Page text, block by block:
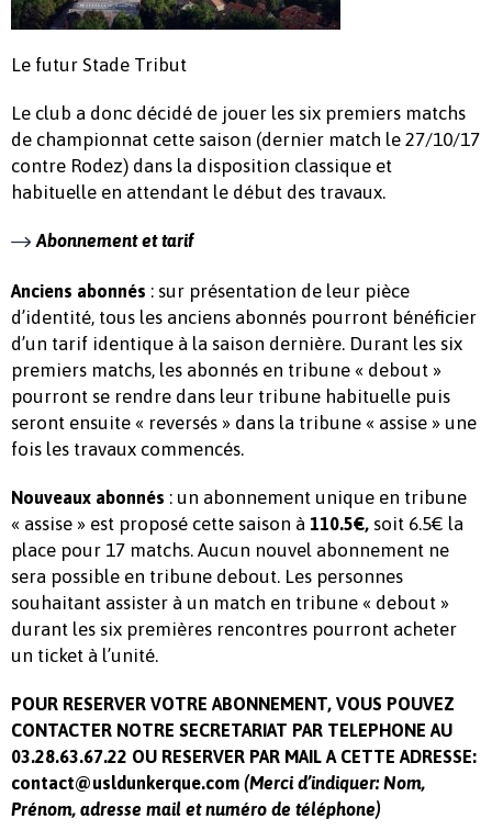
Le futur Stade Tribut
Le club a donc décidé de jouer les six premiers matchs
de championnat cette saison (dernier match le 27/10/17
contre Rodez) dans la disposition classique et
habituelle en attendant le début des travaux.
Abonnement et tarif
Anciens abonnés : sur présentation de leur pièce
d’identité, tous les anciens abonnés pourront bénéficier
d’un tarif identique à la saison dernière. Durant les six
premiers matchs, les abonnés en tribune « debout »
pourront se rendre dans leur tribune habituelle puis
seront ensuite « reversés » dans la tribune « assise » une
fois les travaux commencés.
Nouveaux abonnés : un abonnement unique en tribune
« assise » est proposé cette saison à 110.5€, soit 6.5€ la
place pour 17 matchs. Aucun nouvel abonnement ne
sera possible en tribune debout. Les personnes
souhaitant assister à un match en tribune « debout »
durant les six premières rencontres pourront acheter
un ticket à l’unité.
POUR RESERVER VOTRE ABONNEMENT, VOUS POUVEZ
CONTACTER NOTRE SECRETARIAT PAR TELEPHONE AU
03.28.63.67.22 OU RESERVER PAR MAIL A CETTE ADRESSE:
contact@usldunkerque.com (Merci d’indiquer: Nom,
Prénom, adresse mail et numéro de téléphone)